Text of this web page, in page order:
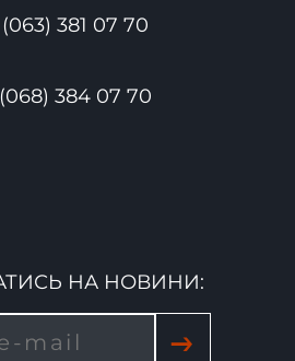
381 07 70
384 07 70
НА НОВИНИ:
→